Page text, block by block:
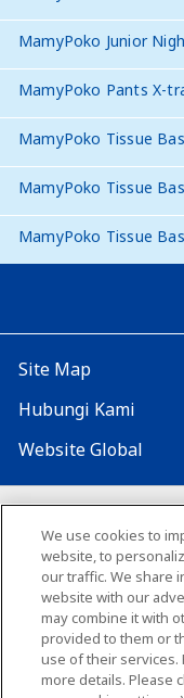
MamyPoko Junior
MamyPoko Pants X-
MamyPoko Tissue
MamyPoko Tissue
MamyPoko Tissue
Site Map
Hubungi Kami
Website Global
Map Situs
Tentang penggunaan
We use cookies to
website, to
our traffic. We share
website with our
may combine it with
provided to them or
use of their services.
more details. Please